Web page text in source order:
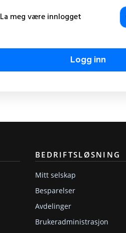
La meg være innlogget
Logg inn
BEDRIFTSLØSNING
Mitt selskap
Besparelser
Avdelinger
Brukeradministrasjon